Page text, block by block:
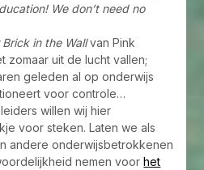
We don’t need no
in the Wallvan Pink
zomaar uit de lucht vallen;
geleden al op onderwijs
voor controle…
willen wij hier
voor steken. Laten we als
andere onderwijsbetrokkenen
nemen voorhet